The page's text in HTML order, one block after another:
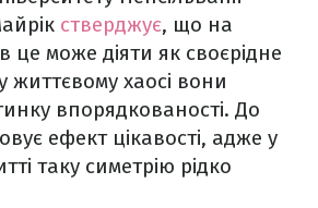
стверджує, що на
це може діяти як своєрідне
життєвому хаосі вони
впорядкованості. До
ефект цікавості, адже у
таку симетрію рідко